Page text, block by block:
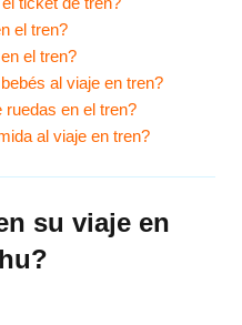
el tren?
el tren?
al viaje en tren?
ruedas en el tren?
al viaje en tren?
su viaje en